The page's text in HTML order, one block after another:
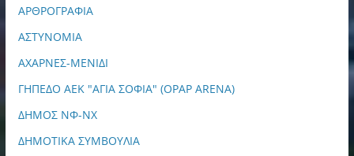
ΑΡΘΡΟΓΡΑΦΙΑ
ΑΣΤΥΝΟΜΙΑ
ΑΧΑΡΝΕΣ-ΜΕΝΙΔΙ
ΓΗΠΕΔΟ ΑΕΚ "ΑΓΙΑ ΣΟΦΙΑ" (OPAP ARENA)
ΔΗΜΟΣ ΝΦ-ΝΧ
ΔΗΜΟΤΙΚΑ ΣΥΜΒΟΥΛΙΑ